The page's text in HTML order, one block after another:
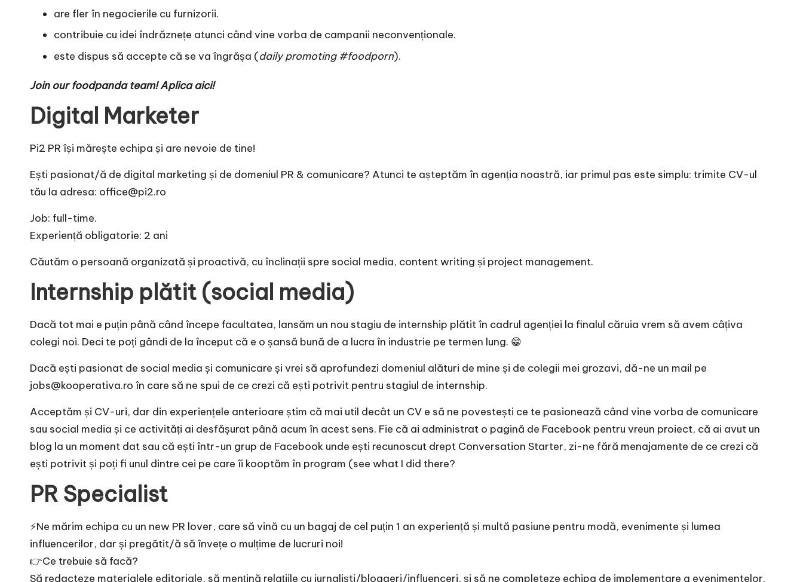
are fler în negocierile cu furnizorii.
contribuie cu idei îndrăznețe atunci când vine vorba de campanii neconvenționale.
este dispus să accepte că se va îngrășa (daily promoting #foodporn).
Join our foodpanda team! Aplicaaici!
Digital Marketer
Pi2 PR își mărește echipa și are nevoie de tine!
Ești pasionat/ă de digital marketing și de domeniul PR & comunicare? Atunci te așteptăm în agenția noastră, iar primul pas este simplu: trimite CV-ul
tău la adresa: office@pi2.ro
Job: full-time.
Experiență obligatorie: 2 ani
Căutăm o persoană organizată și proactivă, cu înclinații spre social media, content writing și project management.
Internship plătit (social media)
Dacă tot mai e puțin până când începe facultatea, lansăm un nou stagiu de internship plătit în cadrul agenției la finalul căruia vrem să avem câțiva
colegi noi. Deci te poți gândi de la început că e o șansă bună de a lucra în industrie pe termen lung. 😁
Dacă ești pasionat de social media și comunicare și vrei să aprofundezi domeniul alături de mine și de colegii mei grozavi, dă-ne un mail pe
jobs@kooperativa.ro în care să ne spui de ce crezi că ești potrivit pentru stagiul de internship.
Acceptăm și CV-uri, dar din experiențele anterioare știm că mai util decât un CV e să ne povestești ce te pasionează când vine vorba de comunicare
sau social media și ce activități ai desfășurat până acum în acest sens. Fie că ai administrat o pagină de Facebook pentru vreun proiect, că ai avut un
blog la un moment dat sau că ești într-un grup de Facebook unde ești recunoscut drept Conversation Starter, zi-ne fără menajamente de ce crezi că
ești potrivit și poți fi unul dintre cei pe care îi kooptăm în program (see what I did there?
PR Specialist
⚡️Ne mărim echipa cu un new PR lover, care să vină cu un bagaj de cel puțin 1 an experiență și multă pasiune pentru modă, evenimente și lumea
influencerilor, dar și pregătit/ă să învețe o mulțime de lucruri noi!
👉Ce trebuie să facă?
Să redacteze materialele editoriale, să mențină relațiile cu jurnaliști/bloggeri/influenceri, și să ne completeze echipa de implementare a evenimentelor.